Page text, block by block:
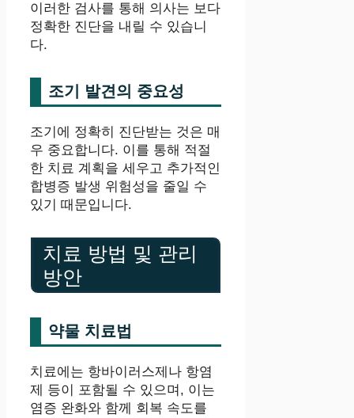
이러한 검사를 통해 의사는 보다
정확한 진단을 내릴 수 있습니
다.
조기 발견의 중요성
조기에 정확히 진단받는 것은 매
우 중요합니다. 이를 통해 적절
한 치료 계획을 세우고 추가적인
합병증 발생 위험성을 줄일 수
있기 때문입니다.
치료 방법 및 관리
방안
약물 치료법
치료에는 항바이러스제나 항염
제 등이 포함될 수 있으며, 이는
염증 완화와 함께 회복 속도를